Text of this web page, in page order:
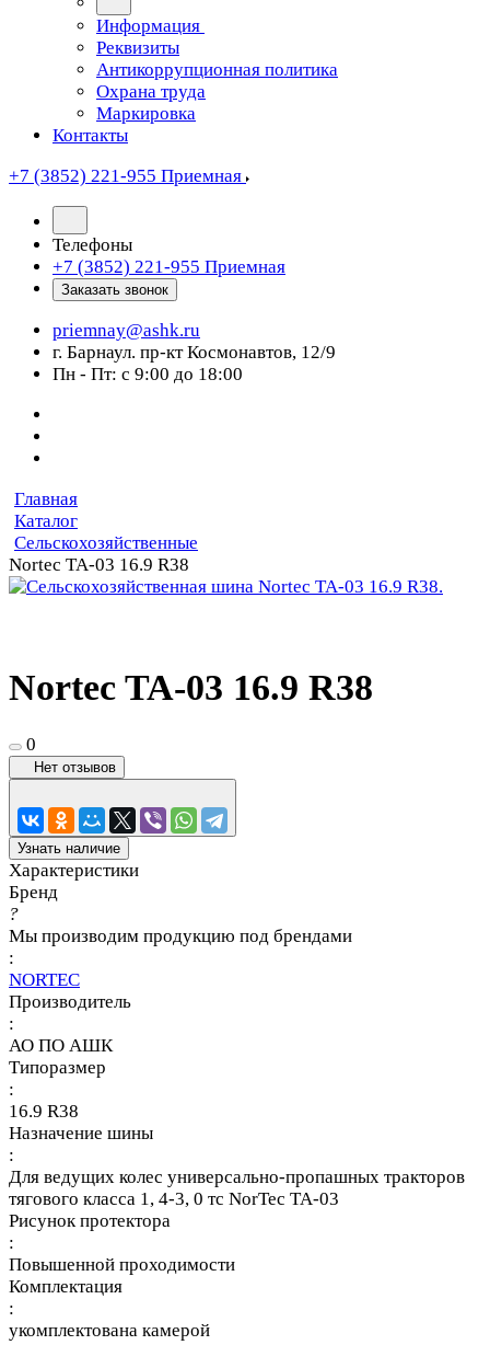
Информация
Реквизиты
Антикоррупционная политика
Охрана труда
Маркировка
Контакты
+7 (3852) 221-955 Приемная
Телефоны
+7 (3852) 221-955 Приемная
Заказать звонок
priemnay@ashk.ru
г. Барнаул. пр-кт Космонавтов, 12/9
Пн - Пт: с 9:00 до 18:00
Главная
Каталог
Сельскохозяйственные
Nortec TA-03 16.9 R38
Nortec TA-03 16.9 R38
0
Нет отзывов
Узнать наличие
Характеристики
Бренд
?
Мы производим продукцию под брендами
:
NORTEC
Производитель
:
АО ПО АШК
Типоразмер
:
16.9 R38
Назначение шины
:
Для ведущих колес универсально-пропашных тракторов
тягового класса 1, 4-3, 0 тс NorTec TA-03
Рисунок протектора
:
Повышенной проходимости
Комплектация
:
укомплектована камерой